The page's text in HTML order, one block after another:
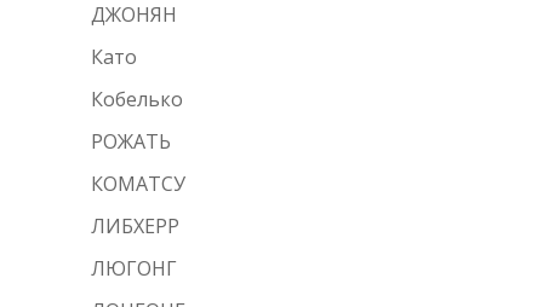
ДЖОНЯН
Като
Кобелько
РОЖАТЬ
КОМАТСУ
ЛИБХЕРР
ЛЮГОНГ